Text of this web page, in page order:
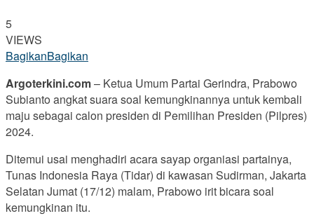
5
VIEWS
BagikanBagikan
Argoterkini.com– Ketua Umum Partai Gerindra, Prabowo
Subianto angkat suara soal kemungkinannya untuk kembali
maju sebagai calon presiden di Pemilihan Presiden (Pilpres)
2024.
Ditemui usai menghadiri acara sayap organiasi partainya,
Tunas Indonesia Raya (Tidar) di kawasan Sudirman, Jakarta
Selatan Jumat (17/12) malam, Prabowo irit bicara soal
kemungkinan itu.